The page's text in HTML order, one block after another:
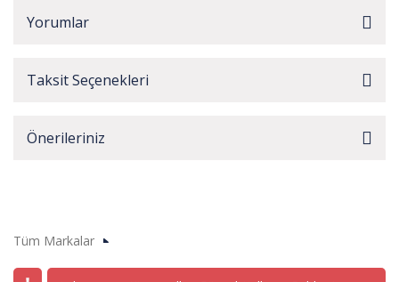
Yorumlar
Taksit Seçenekleri
Önerileriniz
Tüm Markalar